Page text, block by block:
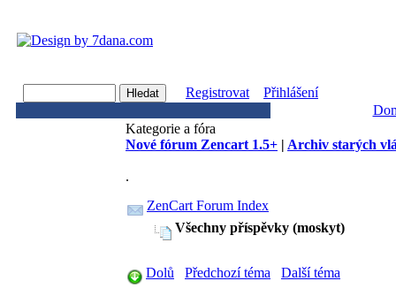
Registrovat
Přihlášení
Kategorie a fóra
Nové fórum Zencart 1.5+ | Archiv starých
.
ZenCart Forum Index
Všechny příspěvky (moskyt)
Dolů Předchozí téma Další téma